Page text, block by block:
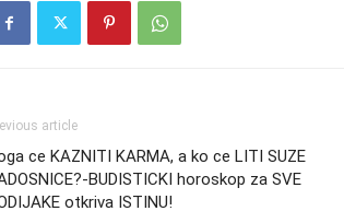
article
ce KAZNITI KARMA, a ko ce LITI SUZE
BUDISTICKI horoskop za SVE
otkriva ISTINU!